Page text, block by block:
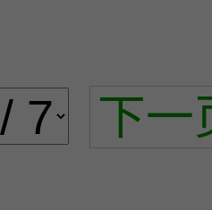
下一